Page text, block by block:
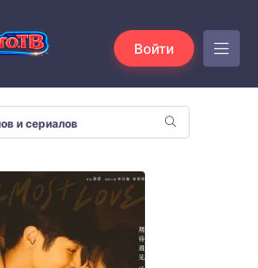
Войти